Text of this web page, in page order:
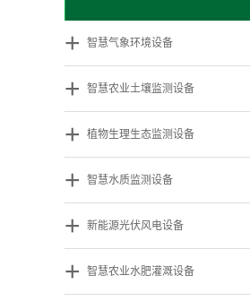
+ 智慧气象环境设备
+ 智慧农业土壤监测设备
+ 植物生理生态监测设备
+ 智慧水质监测设备
+ 新能源光伏风电设备
+ 智慧农业水肥灌溉设备